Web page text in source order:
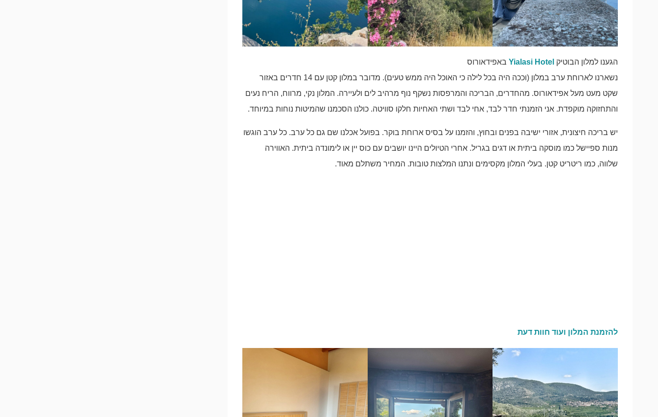
הגענו למלון הבוטיק Yialasi Hotel באפידאורוס
נשארנו לארוחת ערב במלון (וככה היה בכל לילה כי האוכל היה ממש טעים). מדובר במלון קטן עם 14 חדרים באזור
שקט מעט מעל אפידאורוס. מהחדרים, הבריכה והמרפסות נשקף נוף מרהיב לים ולעיירה. המלון נקי, מרווח, הריח נעים
והתחזוקה מוקפדת. אני הזמנתי חדר לבד, אחי לבד ושתי האחיות חלקו סוויטה. כולנו הסכמנו שהמיטות נוחות במיוחד.
יש בריכה חיצונית, אזורי ישיבה בפנים ובחוץ, והזמנו על בסיס ארוחת בוקר. בפועל אכלנו שם גם כל ערב. כל ערב הוגשו
מנות ספיישל כמו מוסקה ביתית או דגים בגריל. אחרי הטיולים היינו יושבים עם כוס יין או לימונדה ביתית. האווירה
שלווה, כמו ריטריט קטן. בעלי המלון מקסימים ונתנו המלצות טובות. המחיר משתלם מאוד.
להזמנת המלון ועוד חוות דעת